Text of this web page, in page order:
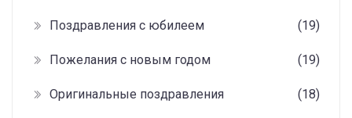
Поздравления с юбилеем (19)
Пожелания с новым годом (19)
Оригинальные поздравления (18)